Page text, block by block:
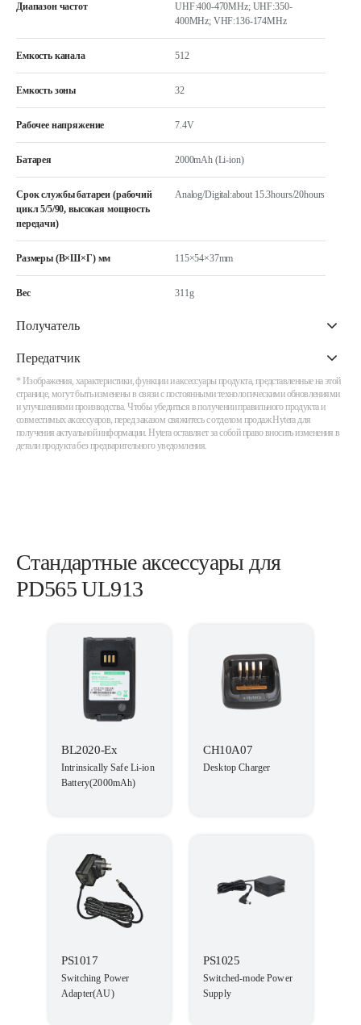
Диапазон частот
UHF:400-470MHz; UHF:350-
400MHz; VHF:136-174MHz
Емкость канала 512
Емкость зоны 32
Рабочее напряжение 7.4V
Батарея 2000mAh (Li-ion)
Срок службы батареи (рабочий
цикл 5/5/90, высокая мощность
передачи)
Analog/Digital:about 15.3hours/20hours
Размеры (В×Ш×Г) мм 115×54×37mm
Вес 311g
Получатель
Передатчик
* Изображения, характеристики, функции и аксессуары продукта, представленные на этой
странице, могут быть изменены в связи с постоянными технологическими обновлениями
и улучшениями производства. Чтобы убедиться в получении правильного продукта и
совместимых аксессуаров, перед заказом свяжитесь с отделом продаж Hytera для
получения актуальной информации. Hytera оставляет за собой право вносить изменения в
детали продукта без предварительного уведомления.
Стандартные аксессуары для
PD565 UL913
BL2020-Ex
Intrinsically Safe Li-ion
Battery(2000mAh)
CH10A07
Desktop Charger
PS1017
Switching Power
Adapter(AU)
PS1025
Switched-mode Power
Supply